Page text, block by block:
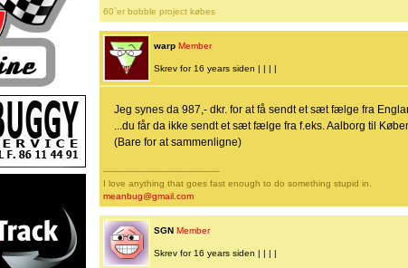
60`er bobble project købes
warp Member
Skrev for 16 years siden | | | |
Jeg synes da 987,- dkr. for at få sendt et sæt fælge fra
...du får da ikke sendt et sæt fælge fra f.eks. Aalborg til
(Bare for at sammenligne)
-------------------------------------------
I love anything that goes fast enough to do something stupid in.
meanbug@gmail.com
SGN Member
Skrev for 16 years siden | | | |